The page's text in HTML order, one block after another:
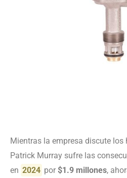
Mientras la empresa discute
Patrick Murray sufre las
en 2024 por$1.9 millones,